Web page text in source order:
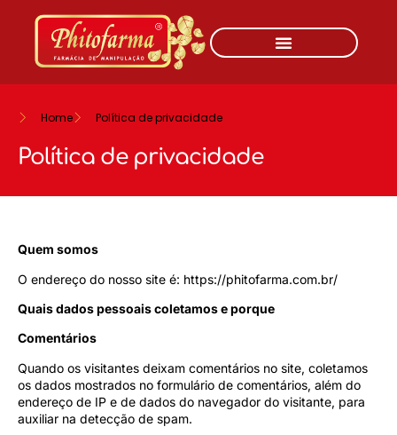
Home Política de privacidade
Política de privacidade
Quem somos
O endereço do nosso site é: https://phitofarma.com.br/
Quais dados pessoais coletamos e porque
Comentários
Quando os visitantes deixam comentários no site, coletamos
os dados mostrados no formulário de comentários, além do
endereço de IP e de dados do navegador do visitante, para
auxiliar na detecção de spam.